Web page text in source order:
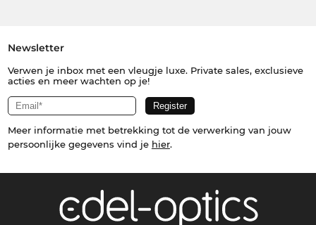
Newsletter
Verwen je inbox met een vleugje luxe. Private sales, exclusieve
acties en meer wachten op je!
Meer informatie met betrekking tot de verwerking van jouw
persoonlijke gegevens vind je hier.